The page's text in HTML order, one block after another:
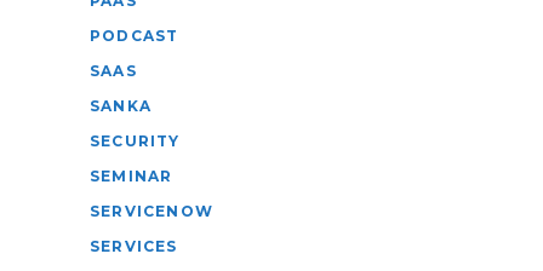
PODCAST
SAAS
SANKA
SECURITY
SEMINAR
SERVICENOW
SERVICES